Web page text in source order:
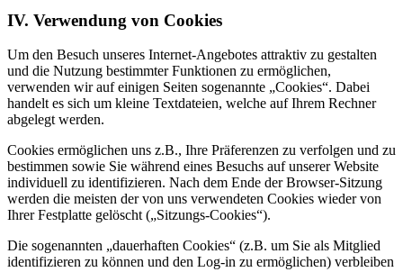
IV. Verwendung von Cookies
Um den Besuch unseres Internet-Angebotes attraktiv zu gestalten
und die Nutzung bestimmter Funktionen zu ermöglichen,
verwenden wir auf einigen Seiten sogenannte „Cookies“. Dabei
handelt es sich um kleine Textdateien, welche auf Ihrem Rechner
abgelegt werden.
Cookies ermöglichen uns z.B., Ihre Präferenzen zu verfolgen und zu
bestimmen sowie Sie während eines Besuchs auf unserer Website
individuell zu identifizieren. Nach dem Ende der Browser-Sitzung
werden die meisten der von uns verwendeten Cookies wieder von
Ihrer Festplatte gelöscht („Sitzungs-Cookies“).
Die sogenannten „dauerhaften Cookies“ (z.B. um Sie als Mitglied
identifizieren zu können und den Log-in zu ermöglichen) verbleiben